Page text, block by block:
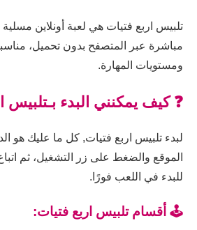
تلبيس اربع فتيات هي لعبة أونلاين مسلية
مباشرة عبر المتصفح بدون تحميل،
ومستويات المهارة.
❓ كيف يمكنني البدء بـتلبيس
لبدء تلبيس اربع فتيات, كل ما عليك هو
الموقع والضغط على زر التشغيل، ثم
للبدء في اللعب فورًا.
🕹️ أقسام تلبيس اربع فتيات: